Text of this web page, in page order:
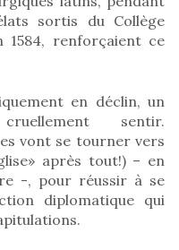
sortis du Collège
1584, renforçaient ce
en déclin, un
sentir.
vont se tourner vers
après tout!) – en
-, pour réussir à se
diplomatique qui